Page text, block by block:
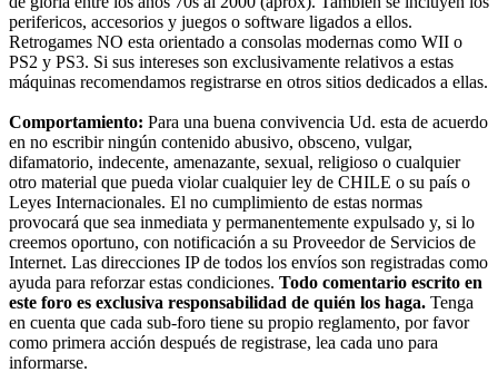
perifericos, accesorios y juegos o software ligados a ellos.
Retrogames NO esta orientado a consolas modernas como WII o
PS2 y PS3. Si sus intereses son exclusivamente relativos a estas
máquinas recomendamos registrarse en otros sitios dedicados a ellas.
Comportamiento: Para una buena convivencia Ud. esta de acuerdo
en no escribir ningún contenido abusivo, obsceno, vulgar,
difamatorio, indecente, amenazante, sexual, religioso o cualquier
otro material que pueda violar cualquier ley de CHILE o su país o
Leyes Internacionales. El no cumplimiento de estas normas
provocará que sea inmediata y permanentemente expulsado y, si lo
creemos oportuno, con notificación a su Proveedor de Servicios de
Internet. Las direcciones IP de todos los envíos son registradas como
ayuda para reforzar estas condiciones. Todo comentario escrito en
este foro es exclusiva responsabilidad de quién los haga. Tenga
en cuenta que cada sub-foro tiene su propio reglamento, por favor
como primera acción después de registrase, lea cada uno para
informarse.